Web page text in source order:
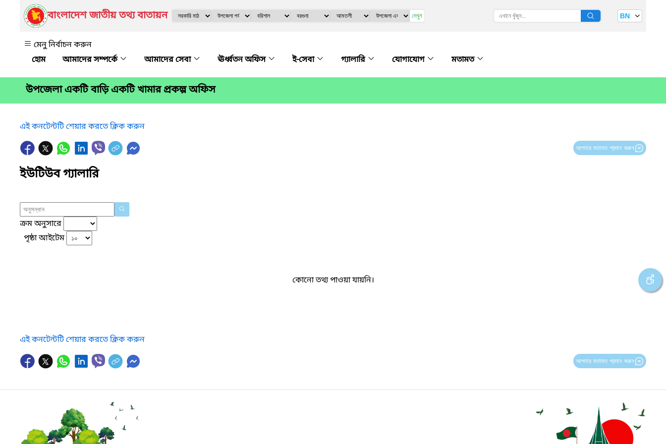
বাংলাদেশ জাতীয় তথ্য বাতায়ন দেখুন BN
মেনু নির্বাচন করুন
আমাদের সম্পর্কে
আমাদের সেবা ঊর্ধ্বতন অফিস ই-সেবা গ্যালারি যোগাযোগ মতামত
উপজেলা একটি বাড়ি একটি খামার প্রকল্প অফিস
এই কনটেন্টটি শেয়ার করতে ক্লিক করুন
আপনার মতামত প্রদান করুন
ইউটিউব গ্যালারি
ক্রম অনুসারে
পৃষ্ঠা আইটেম
কোনো তথ্য পাওয়া যায়নি।
এই কনটেন্টটি শেয়ার করতে ক্লিক করুন
আপনার মতামত প্রদান করুন